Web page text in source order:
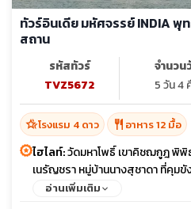
ทัวร์อินเดีย มหัศจรรย์ INDIA พุ
สถาน
รหัสทัวร์
TVZ5672
จำนวน
5 วัน 4
hotel_classโรงแรม 4 ดาว restaurant อาหาร 12 มื้อ
ไฮไลท์:วัดมหาโพธิ์ เขาคิชฌกูฎ พิ
เนรัญชรา หมู่บ้านนางสุชาดา ที่คุม
ลันทา
อ่านเพิ่มเติม